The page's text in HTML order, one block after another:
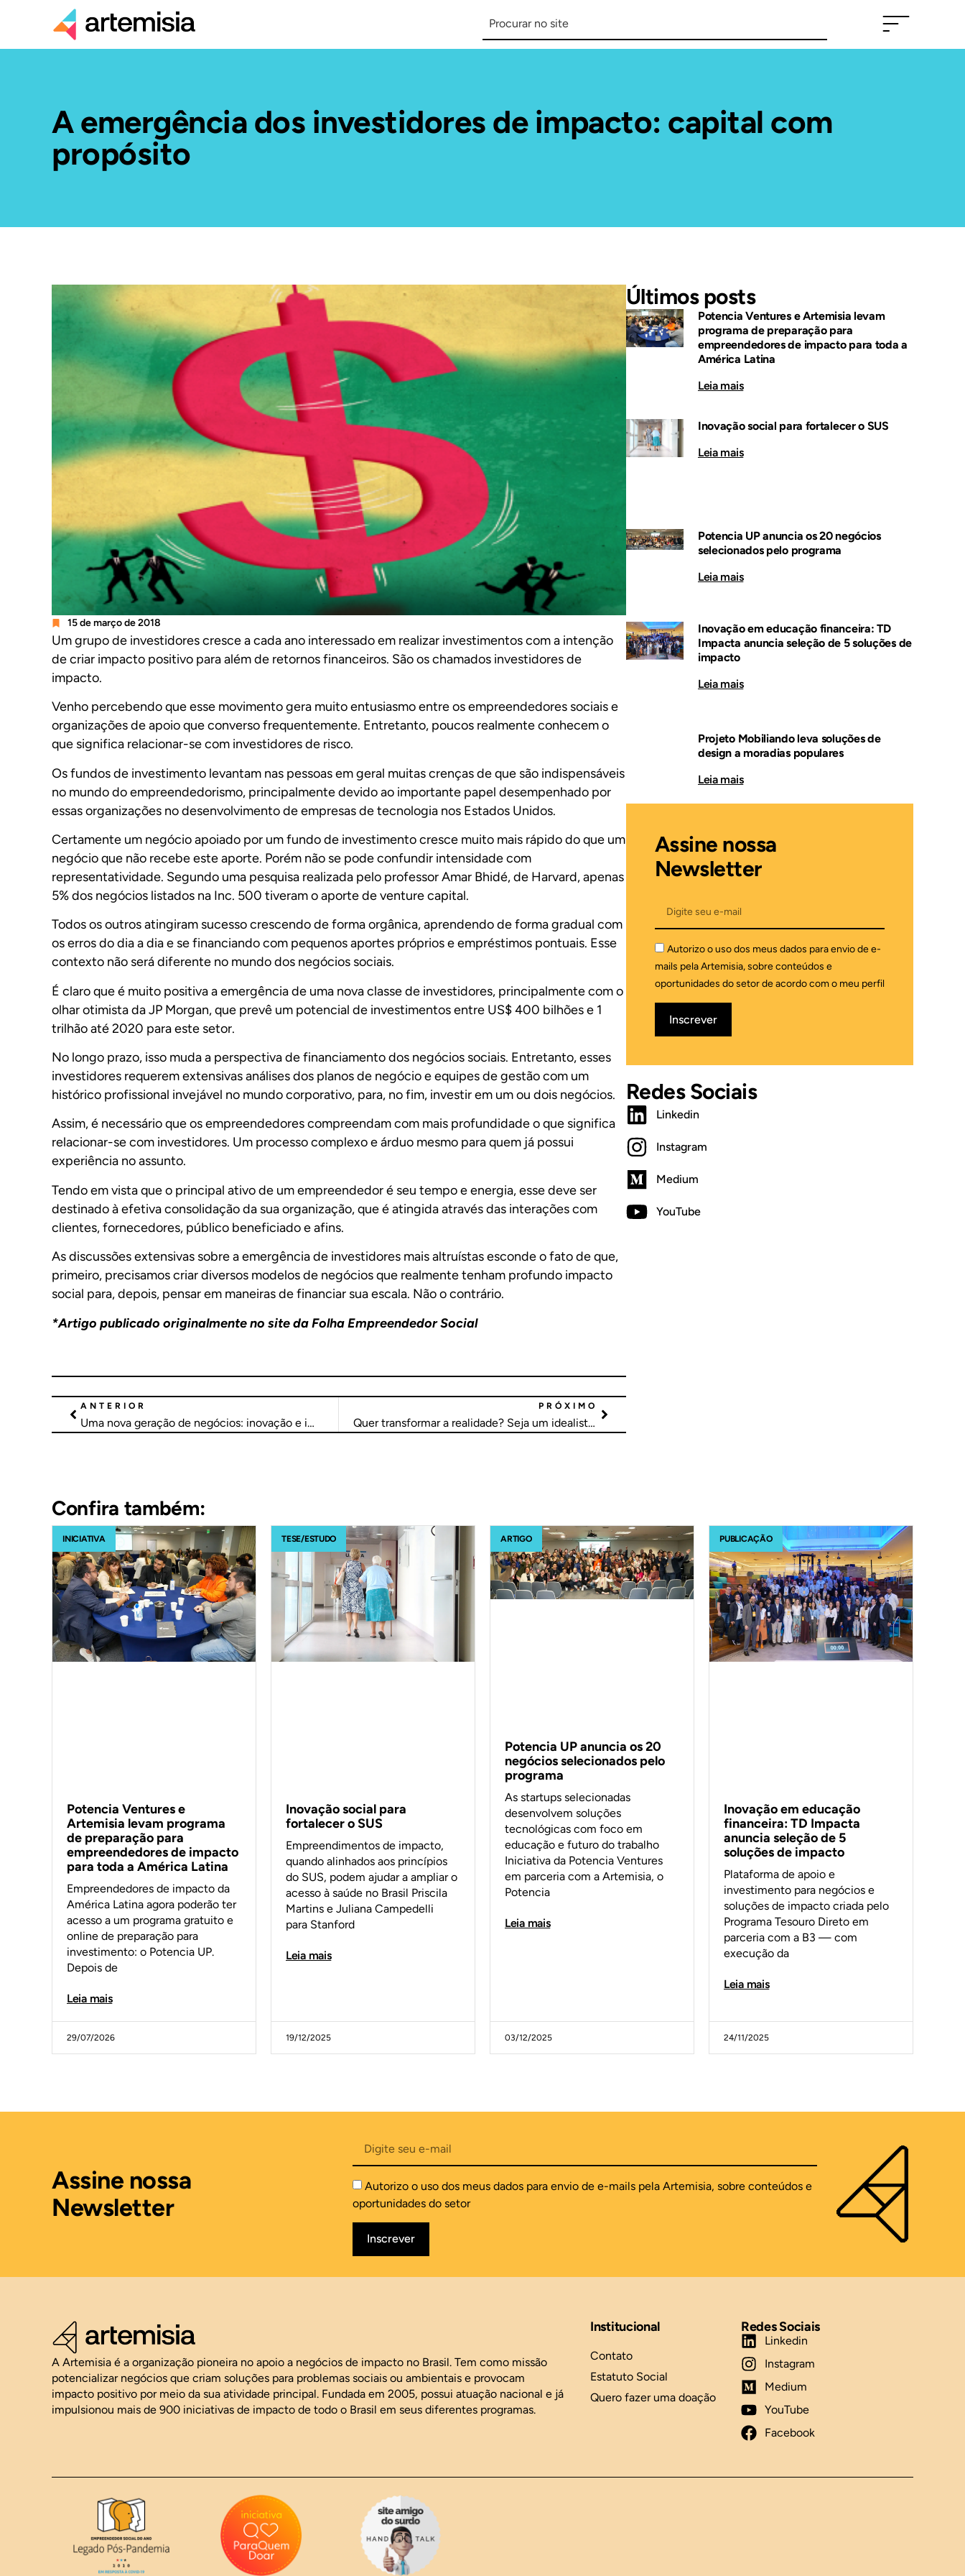
A emergência dos investidores de impacto: capital com
propósito
15 de março de 2018
Um grupo de investidores cresce a cada ano interessado em realizar investimentos com a intenção
de criar impacto positivo para além de retornos financeiros. São os chamados investidores de
impacto.
Venho percebendo que esse movimento gera muito entusiasmo entre os empreendedores sociais e
organizações de apoio que converso frequentemente. Entretanto, poucos realmente conhecem o
que significa relacionar-se com investidores de risco.
Os fundos de investimento levantam nas pessoas em geral muitas crenças de que são indispensáveis
no mundo do empreendedorismo, principalmente devido ao importante papel desempenhado por
essas organizações no desenvolvimento de empresas de tecnologia nos Estados Unidos.
Certamente um negócio apoiado por um fundo de investimento cresce muito mais rápido do que um
negócio que não recebe este aporte. Porém não se pode confundir intensidade com
representatividade. Segundo uma pesquisa realizada pelo professor Amar Bhidé, de Harvard, apenas
5% dos negócios listados na Inc. 500 tiveram o aporte de venture capital.
Todos os outros atingiram sucesso crescendo de forma orgânica, aprendendo de forma gradual com
os erros do dia a dia e se financiando com pequenos aportes próprios e empréstimos pontuais. Esse
contexto não será diferente no mundo dos negócios sociais.
É claro que é muito positiva a emergência de uma nova classe de investidores, principalmente com o
olhar otimista da JP Morgan, que prevê um potencial de investimentos entre US$ 400 bilhões e 1
trilhão até 2020 para este setor.
No longo prazo, isso muda a perspectiva de financiamento dos negócios sociais. Entretanto, esses
investidores requerem extensivas análises dos planos de negócio e equipes de gestão com um
histórico profissional invejável no mundo corporativo, para, no fim, investir em um ou dois negócios.
Assim, é necessário que os empreendedores compreendam com mais profundidade o que significa
relacionar-se com investidores. Um processo complexo e árduo mesmo para quem já possui
experiência no assunto.
Tendo em vista que o principal ativo de um empreendedor é seu tempo e energia, esse deve ser
destinado à efetiva consolidação da sua organização, que é atingida através das interações com
clientes, fornecedores, público beneficiado e afins.
As discussões extensivas sobre a emergência de investidores mais altruístas esconde o fato de que,
primeiro, precisamos criar diversos modelos de negócios que realmente tenham profundo impacto
social para, depois, pensar em maneiras de financiar sua escala. Não o contrário.
*Artigo publicado originalmente no site daFolha Empreendedor Social
ANTERIOR
Uma nova geração de negócios: inovação e impacto social no Brasil
PRÓXIMO
Quer transformar a realidade? Seja um idealista pragmático e gere impacto real
Últimos posts
Potencia Ventures e Artemisia levam
programa de preparação para
empreendedores de impacto para toda a
América Latina
Leia mais
Inovação social para fortalecer o SUS
Leia mais
Potencia UP anuncia os 20 negócios
selecionados pelo programa
Leia mais
Inovação em educação financeira: TD
Impacta anuncia seleção de 5 soluções de
impacto
Leia mais
Projeto Mobiliando leva soluções de
design a moradias populares
Leia mais
Assine nossa
Newsletter
Autorizo o uso dos meus dados para envio de e-
mails pela Artemisia, sobre conteúdos e
oportunidades do setor de acordo com o meu perfil
Inscrever
Redes Sociais
Linkedin
Instagram
Medium
YouTube
Confira também:
INICIATIVA
Potencia Ventures e
Artemisia levam programa
de preparação para
empreendedores de impacto
para toda a América Latina
Empreendedores de impacto da
América Latina agora poderão ter
acesso a um programa gratuito e
online de preparação para
investimento: o Potencia UP.
Depois de
Leia mais
29/07/2026
TESE/ESTUDO
Inovação social para
fortalecer o SUS
Empreendimentos de impacto,
quando alinhados aos princípios
do SUS, podem ajudar a ampliar o
acesso à saúde no Brasil Priscila
Martins e Juliana Campedelli
para Stanford
Leia mais
19/12/2025
ARTIGO
Potencia UP anuncia os 20
negócios selecionados pelo
programa
As startups selecionadas
desenvolvem soluções
tecnológicas com foco em
educação e futuro do trabalho
Iniciativa da Potencia Ventures
em parceria com a Artemisia, o
Potencia
Leia mais
03/12/2025
PUBLICAÇÃO
Inovação em educação
financeira: TD Impacta
anuncia seleção de 5
soluções de impacto
Plataforma de apoio e
investimento para negócios e
soluções de impacto criada pelo
Programa Tesouro Direto em
parceria com a B3 — com
execução da
Leia mais
24/11/2025
Assine nossa
Newsletter
Autorizo o uso dos meus dados para envio de e-mails pela Artemisia, sobre conteúdos e
oportunidades do setor
Inscrever
A Artemisia é a organização pioneira no apoio a negócios de impacto no Brasil. Tem como missão
potencializar negócios que criam soluções para problemas sociais ou ambientais e provocam
impacto positivo por meio da sua atividade principal. Fundada em 2005, possui atuação nacional e já
impulsionou mais de 900 iniciativas de impacto de todo o Brasil em seus diferentes programas.
Institucional
Contato
Estatuto Social
Quero fazer uma doação
Redes Sociais
Linkedin
Instagram
Medium
YouTube
Facebook